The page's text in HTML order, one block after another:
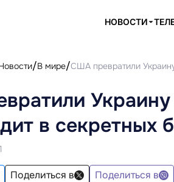
НОВОСТИ
В мире США превратили
Украину
в секретных
Поделиться в Поделиться в